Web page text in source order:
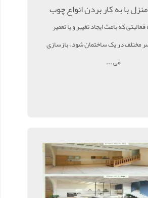
با به کار بردن انواع چوب
که باعث ایجاد تغییر و یا تعمیر
مختلف در یک ساختمان شود ، بازسازی
می ...